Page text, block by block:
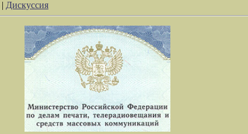
| Дискуссия